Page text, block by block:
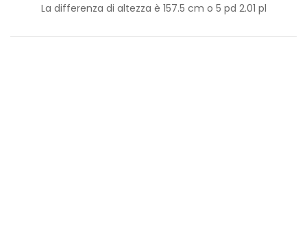
La differenza di altezza è 157.5 cm o 5 pd 2.01 pl